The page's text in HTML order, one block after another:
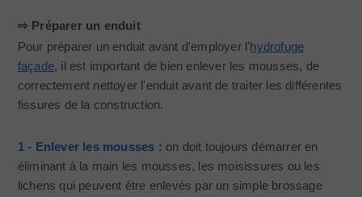
⇨ Préparer un enduit
Pour préparer un enduit avant d'employer l'hydrofuge
façade, il est important de bien enlever les mousses, de
correctement nettoyer l'enduit avant de traiter les différentes
fissures de la construction.
1 - Enlever les mousses : on doit toujours démarrer en
éliminant à la main les mousses, les moisissures ou les
lichens qui peuvent être enlevés par un simple brossage